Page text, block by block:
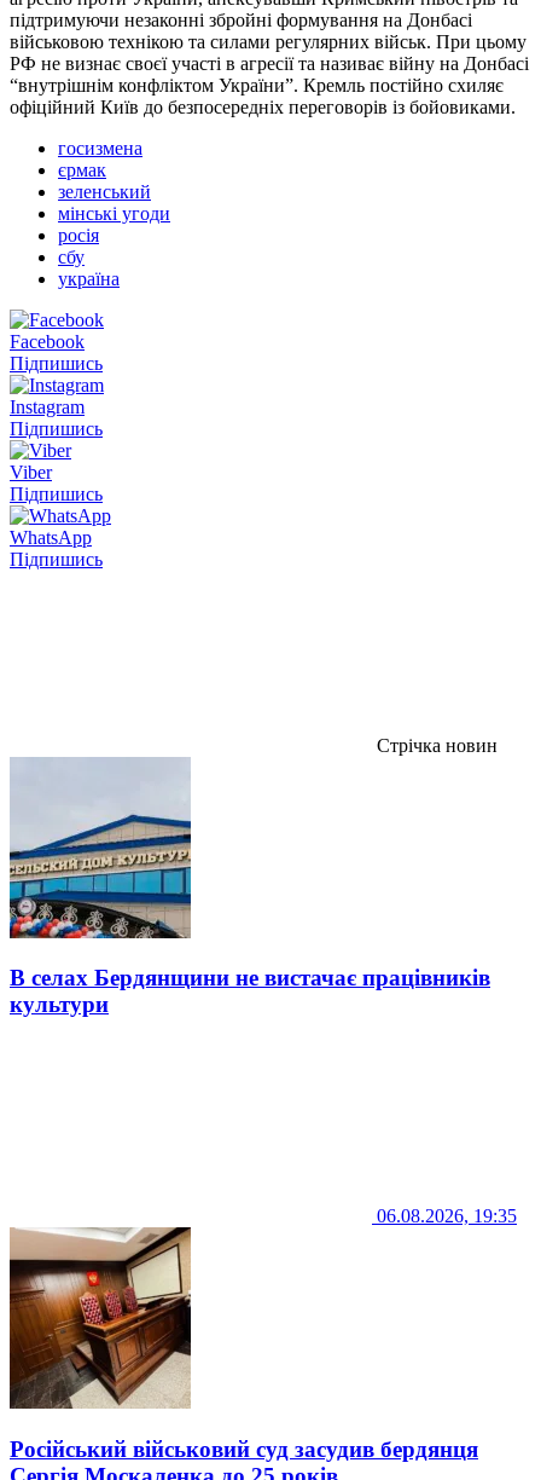
підтримуючи незаконні збройні формування на Донбасі
військовою технікою та силами регулярних військ. При цьому
РФ не визнає своєї участі в агресії та називає війну на Донбасі
“внутрішнім конфліктом України”. Кремль постійно схиляє
офіційний Київ до безпосередніх переговорів із бойовиками.
госизмена
єрмак
зеленський
мінські угоди
росія
сбу
україна
Facebook
Підпишись
Instagram
Підпишись
Viber
Підпишись
WhatsApp
Підпишись
Стрічка новин
В селах Бердянщини не вистачає працівників
культури
06.08.2026, 19:35
Російський військовий суд засудив бердянця